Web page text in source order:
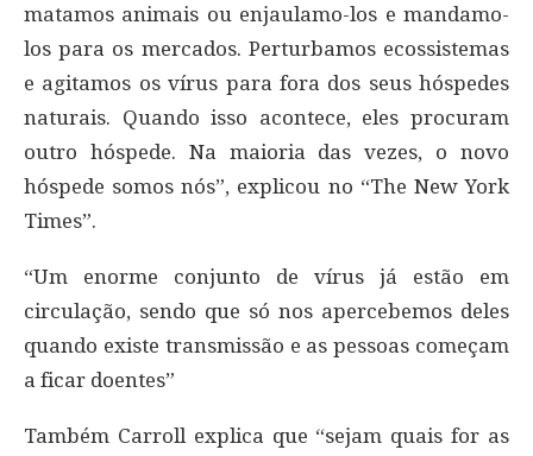
matamos animais ou enjaulamo-los e mandamo-
los para os mercados. Perturbamos ecossistemas
e agitamos os vírus para fora dos seus hóspedes
naturais. Quando isso acontece, eles procuram
outro hóspede. Na maioria das vezes, o novo
hóspede somos nós”, explicou no “The New York
Times”.
“Um enorme conjunto de vírus já estão em
circulação, sendo que só nos apercebemos deles
quando existe transmissão e as pessoas começam
a ficar doentes”
Também Carroll explica que “sejam quais for as